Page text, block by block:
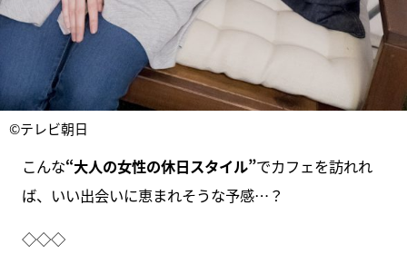
©テレビ朝日
こんな“大人の女性の休日スタイル”でカフェを訪れれ
ば、いい出会いに恵まれそうな予感…？
◇◇◇